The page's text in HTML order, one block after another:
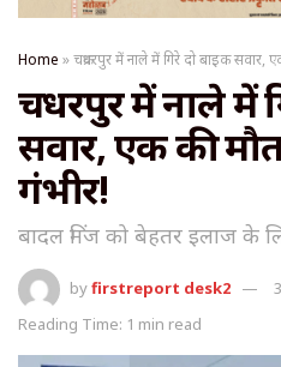
Home »चक्रधरपुर में नाले में गिरे दो बाइक सवार,
चक्रधरपुर में नाले में
सवार, एक की
गंभीर!
बादल मिंज को बेहतर इलाज के
byfirstreport desk2
Reading Time: 1 min read